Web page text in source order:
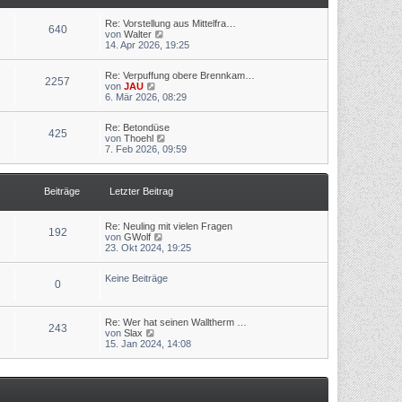
r
a
r
B
i
r
a
640
Re: Vorstellung aus Mittelfra…
von Walter
e
s
e
e
i
t
r
a
14. Apr 2026, 19:25
2257
Re: Verpuffung obere Brennkam…
von JAU
e
s
t
e
B
i
r
a
g
6. Mär 2026, 08:29
425
Re: Betondüse
von Thoehl
e
t
r
B
i
r
a
7. Feb 2026, 09:59
Beiträge Letzter Beitrag
192
Re: Neuling mit vielen Fragen
von GWolf
e
s
B
a
23. Okt 2024, 19:25
0 Keine Beiträge
243
Re: Wer hat seinen Walltherm …
von Slax
e
s
15. Jan 2024, 14:08